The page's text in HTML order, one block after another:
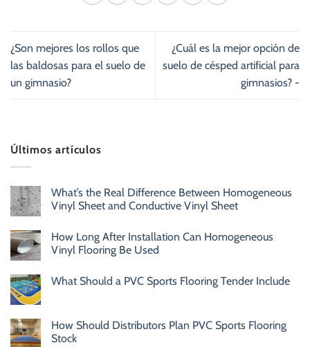
¿Son mejores los rollos que
las baldosas para el suelo de
un gimnasio?
¿Cuál es la mejor opción de
suelo de césped artificial para
gimnasios? -
Últimos artículos
What’s the Real Difference Between Homogeneous
Vinyl Sheet and Conductive Vinyl Sheet
How Long After Installation Can Homogeneous
Vinyl Flooring Be Used
What Should a PVC Sports Flooring Tender Include
How Should Distributors Plan PVC Sports Flooring
Stock